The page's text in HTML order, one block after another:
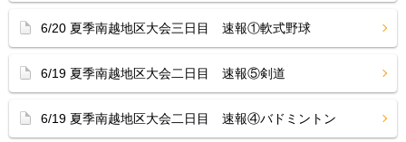
6/20 夏季南越地区大会三日目 速報①軟式野球
6/19 夏季南越地区大会二日目 速報⑤剣道
6/19 夏季南越地区大会二日目 速報④バドミントン